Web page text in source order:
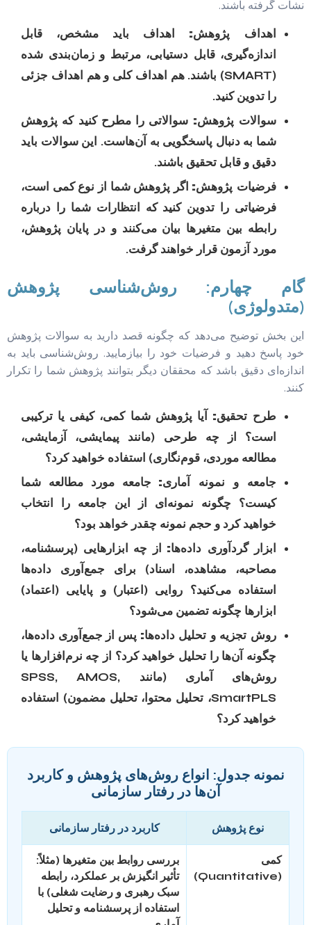
نشأت گرفته باشند.
اهداف پژوهش: اهداف باید مشخص، قابل
اندازه‌گیری، قابل دستیابی، مرتبط و زمان‌بندی شده
(SMART) باشند. هم اهداف کلی و هم اهداف جزئی
را تدوین کنید.
سوالات پژوهش: سوالاتی را مطرح کنید که پژوهش
شما به دنبال پاسخگویی به آن‌هاست. این سوالات باید
دقیق و قابل تحقیق باشند.
فرضیات پژوهش: اگر پژوهش شما از نوع کمی است،
فرضیاتی را تدوین کنید که انتظارات شما را درباره
رابطه بین متغیرها بیان می‌کنند و در پایان پژوهش،
مورد آزمون قرار خواهند گرفت.
گام چهارم: روش‌شناسی پژوهش
(متدولوژی)
این بخش توضیح می‌دهد که چگونه قصد دارید به سوالات پژوهش
خود پاسخ دهید و فرضیات خود را بیازمایید. روش‌شناسی باید به
اندازه‌ای دقیق باشد که محققان دیگر بتوانند پژوهش شما را تکرار
کنند.
طرح تحقیق: آیا پژوهش شما کمی، کیفی یا ترکیبی
است؟ از چه طرحی (مانند پیمایشی، آزمایشی،
مطالعه موردی، قوم‌نگاری) استفاده خواهید کرد؟
جامعه و نمونه آماری: جامعه مورد مطالعه شما
کیست؟ چگونه نمونه‌ای از این جامعه را انتخاب
خواهید کرد و حجم نمونه چقدر خواهد بود؟
ابزار گردآوری داده‌ها: از چه ابزارهایی (پرسشنامه،
مصاحبه، مشاهده، اسناد) برای جمع‌آوری داده‌ها
استفاده می‌کنید؟ روایی (اعتبار) و پایایی (اعتماد)
ابزارها چگونه تضمین می‌شود؟
روش تجزیه و تحلیل داده‌ها: پس از جمع‌آوری داده‌ها،
چگونه آن‌ها را تحلیل خواهید کرد؟ از چه نرم‌افزارها یا
روش‌های آماری (مانند SPSS, AMOS,
SmartPLS، تحلیل محتوا، تحلیل مضمون) استفاده
خواهید کرد؟
نمونه جدول: انواع روش‌های پژوهش و کاربرد
آن‌ها در رفتار سازمانی
نوع پژوهش کاربرد در رفتار سازمانی
کمی
(Quantitative)
بررسی روابط بین متغیرها (مثلاً:
تأثیر انگیزش بر عملکرد، رابطه
سبک رهبری و رضایت شغلی) با
استفاده از پرسشنامه و تحلیل